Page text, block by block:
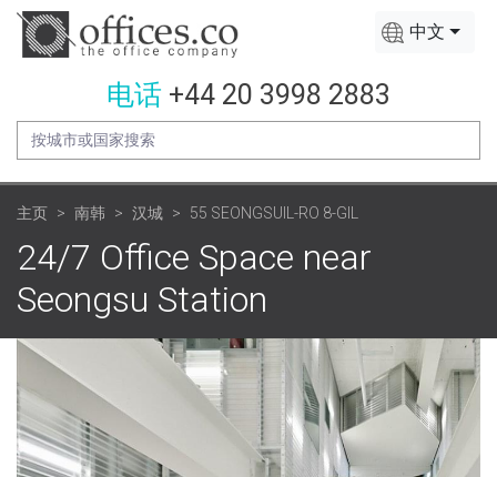
中文
电话 +44 20 3998 2883
主页 南韩 汉城 55 SEONGSUIL-RO 8-GIL
24/7 Office Space near
Seongsu Station